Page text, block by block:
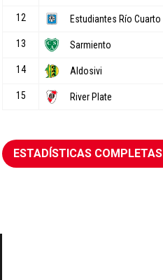
ESTADÍSTICAS COMPLETAS